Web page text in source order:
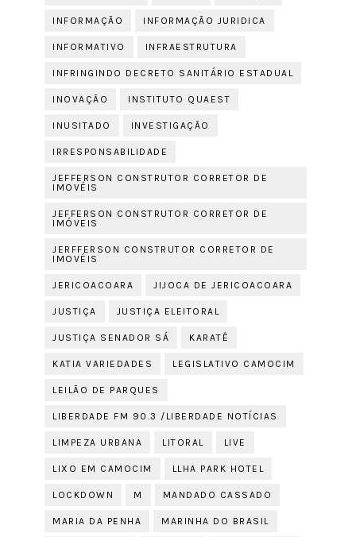
INFORMAÇÃO INFORMAÇÃO JURIDICA
INFORMATIVO INFRAESTRUTURA
INFRINGINDO DECRETO SANITÁRIO ESTADUAL
INOVAÇÃO INSTITUTO QUAEST
INUSITADO INVESTIGAÇÃO
IRRESPONSABILIDADE
JEFFERSON CONSTRUTOR CORRETOR DE
IMOVÉIS
JEFFERSON CONSTRUTOR CORRETOR DE
IMÓVEIS
JERFFERSON CONSTRUTOR CORRETOR DE
IMOVÉIS
JERICOACOARA JIJOCA DE JERICOACOARA
JUSTIÇA JUSTIÇA ELEITORAL
JUSTIÇA SENADOR SÁ KARATÊ
KATIA VARIEDADES LEGISLATIVO CAMOCIM
LEILÃO DE PARQUES
LIBERDADE FM 90.3 /LIBERDADE NOTÍCIAS
LIMPEZA URBANA LITORAL LIVE
LIXO EM CAMOCIM LLHA PARK HOTEL
LOCKDOWN M MANDADO CASSADO
MARIA DA PENHA MARINHA DO BRASIL